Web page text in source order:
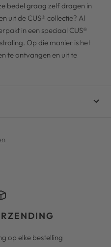
bedel graag zelf dragen in
uit de CUS® collectie? Al
in een speciaal CUS®
Op die manier is het
te ontvangen en uit te
op elke bestelling